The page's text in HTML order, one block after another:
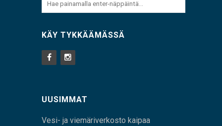
KÄY TYKKÄÄMÄSSÄ
UUSIMMAT
Vesi- ja viemäriverkosto kaipaa